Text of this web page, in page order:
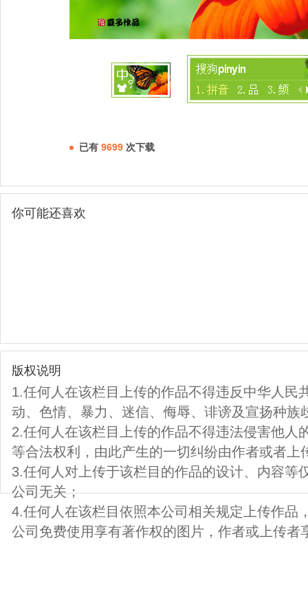
已有 9699 次下载
你可能还喜欢
版权说明
1.任何人在该栏目上传的作品不得违反中华人民
动、色情、暴力、迷信、侮辱、诽谤及宣扬种族
2.任何人在该栏目上传的作品不得违法侵害他人
等合法权利，由此产生的一切纠纷由作者或者上
3.任何人对上传于该栏目的作品的设计、内容等
公司无关；
4.任何人在该栏目依照本公司相关规定上传作品
公司免费使用享有著作权的图片，作者或上传者